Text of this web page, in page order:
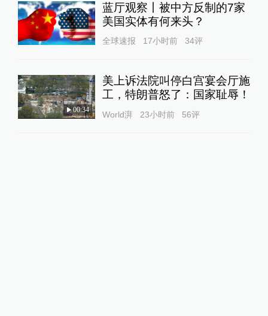
蓝厅观察丨被中方反制的7家
美国实体有何来头？
全球速报 17小时前 34评
00:34
美上诉法院叫停白宫宴会厅施
工，特朗普怒了：国家耻辱！
World湃 23小时前 56评